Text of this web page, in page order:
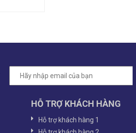
HỖ TRỢ KHÁCH HÀNG
Hỗ trợ khách hàng 1